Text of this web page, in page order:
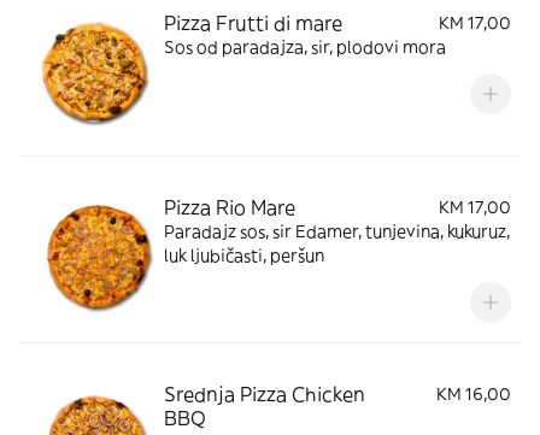
Pizza Frutti di mare
KM 17,00
Sos od paradajza, sir, plodovi mora
Pizza Rio Mare
KM 17,00
Paradajz sos, sir Edamer, tunjevina, kukuruz,
luk ljubičasti, peršun
Srednja Pizza Chicken
BBQ
KM 16,00